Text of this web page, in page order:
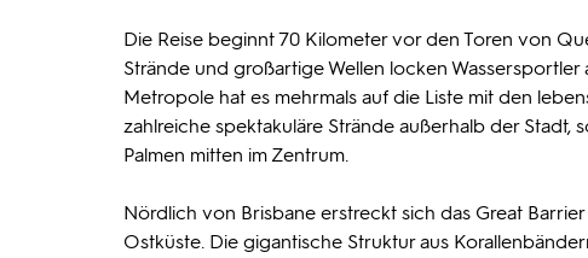
Die Reise beginnt 70 Kilometer vor den Toren von
Strände und großartige Wellen locken
Metropole hat es mehrmals auf die Liste mit den
zahlreiche spektakuläre Strände außerhalb der
Palmen mitten im Zentrum.
Nördlich von Brisbane erstreckt sich das Great
Ostküste. Die gigantische Struktur aus